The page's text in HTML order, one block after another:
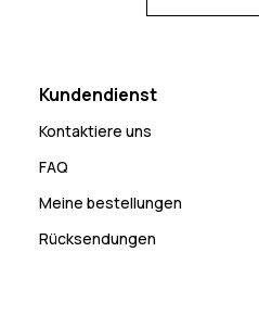
Kundendienst
Kontaktiere uns
FAQ
Meine bestellungen
Rücksendungen